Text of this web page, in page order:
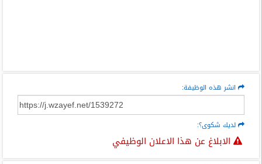
انشر هذه الوظيفة:
لديك شكوى؟:
الابلاغ عن هذا الاعلان الوظيفي